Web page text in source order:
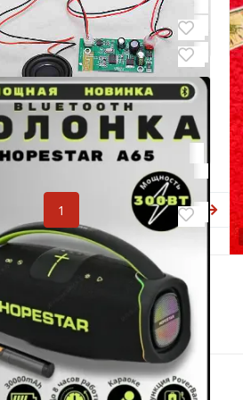
модуль с динамиком
1 Следующая
Карта сайта